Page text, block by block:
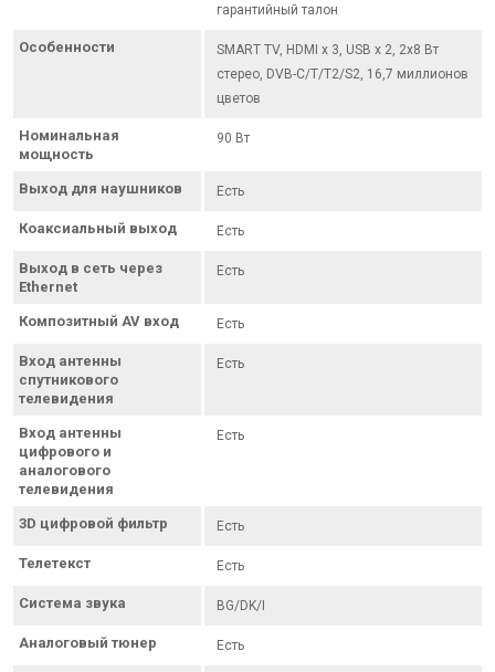
гарантийный талон
Особенности
SMART TV, HDMI x 3, USB x 2, 2х8 Вт
стерео, DVB-C/T/T2/S2, 16,7 миллионов
цветов
Номинальная
мощность
90 Вт
Выход для наушников Есть
Коаксиальный выход Есть
Выход в сеть через
Ethernet
Есть
Композитный AV вход Есть
Вход антенны
спутникового
телевидения
Есть
Вход антенны
цифрового и
аналогового
телевидения
Есть
3D цифровой фильтр Есть
Телетекст Есть
Система звука BG/DK/I
Аналоговый тюнер Есть